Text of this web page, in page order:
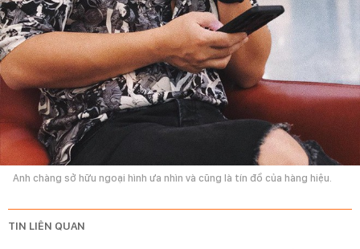
Anh chàng sở hữu ngoại hình ưa nhìn và cũng là tín đồ của hàng hiệu.
TIN LIÊN QUAN